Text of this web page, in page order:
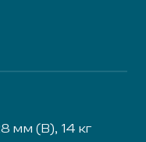
(В), 14 кг